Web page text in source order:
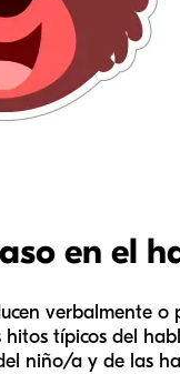
en el
verbalmente o
típicos del
niño/a y de las